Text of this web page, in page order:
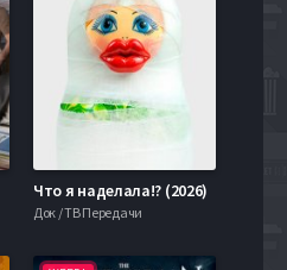
Что я наделала!? (2026)
Док / ТВ Передачи